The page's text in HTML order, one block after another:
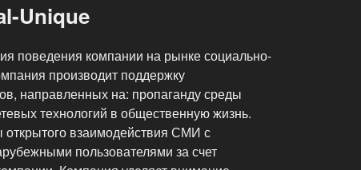
Unique
поведения компании на рынке социально-
производит поддержку
направленных на: пропаганду среды
технологий в общественную жизнь.
открытого взаимодействия СМИ с
пользователями за счет